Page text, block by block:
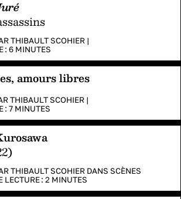
THIBAULT SCOHIER |
: 6 MINUTES
amours libres
THIBAULT SCOHIER |
: 7 MINUTES
THIBAULT SCOHIER DANS SCÈNES
LECTURE : 2 MINUTES